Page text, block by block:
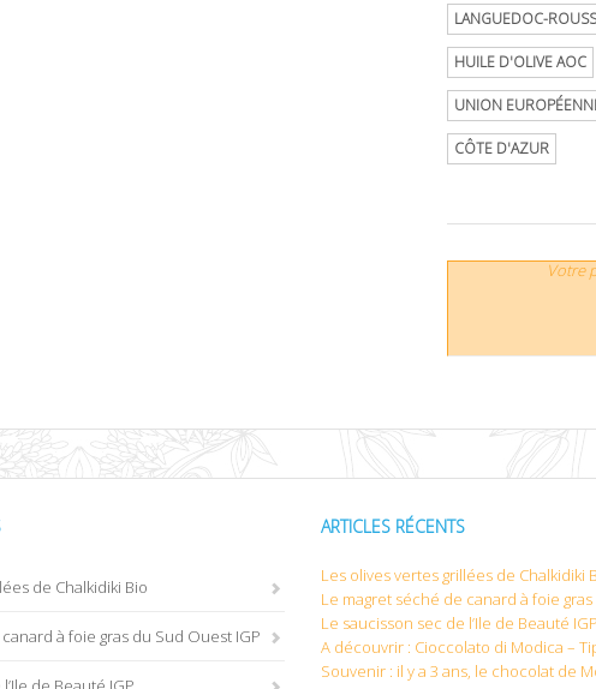
LANGUEDOC-
HUILE D'OLIVE AOC
UNION
CÔTE D'AZUR
Votre
de Chalkidiki Bio
à foie gras du Sud Ouest IGP
ARTICLES RÉCENTS
Les olives vertes grillées de Chalkidiki
Le magret séché de canard à foie
Le saucisson sec de l’Ile de Beauté IGP
A découvrir : Cioccolato di Modica –
Souvenir : il y a 3 ans, le chocolat de